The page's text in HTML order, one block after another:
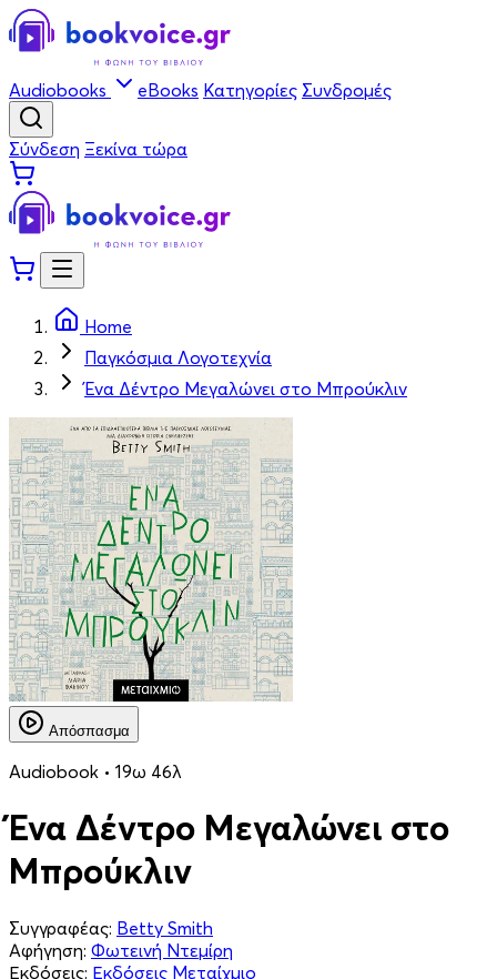
Audiobooks eBooks Κατηγορίες Συνδρομές
Σύνδεση Ξεκίνα τώρα
Home
Παγκόσμια Λογοτεχνία
Ένα Δέντρο Μεγαλώνει στο Μπρούκλιν
Απόσπασμα
Audiobook • 19ω 46λ
Ένα Δέντρο Μεγαλώνει στο
Μπρούκλιν
Συγγραφέας: Betty Smith
Αφήγηση: Φωτεινή Ντεμίρη
Εκδόσεις: Εκδόσεις Μεταίχμιο